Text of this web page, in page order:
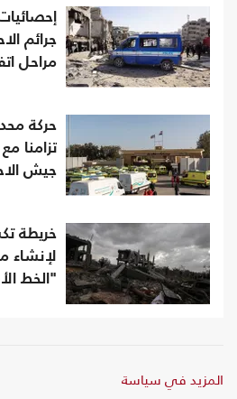
جرائم
مراحل
حركة
تزامنا
جيش
خريطة
"الخط
المزيد في سياسة